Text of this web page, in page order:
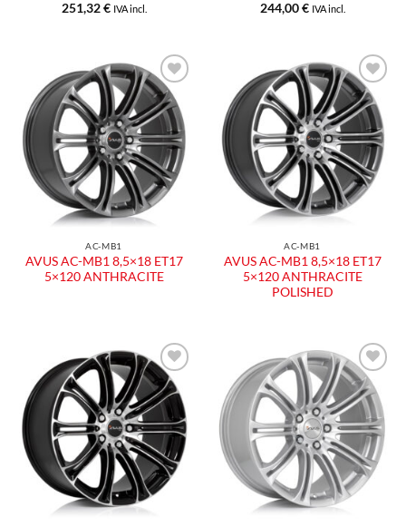
251,32€ IVA incl.
244,00€ IVA incl.
Aggiungi
alla lista
dei
desideri
AC-MB1
AVUS AC-MB1 8,5×18 ET17
5×120 ANTHRACITE
Aggiungi
alla lista
dei
desideri
AC-MB1
AVUS AC-MB1 8,5×18 ET17
5×120 ANTHRACITE
POLISHED
Aggiungi
alla lista
dei
desideri
Aggiungi
alla lista
dei
desideri